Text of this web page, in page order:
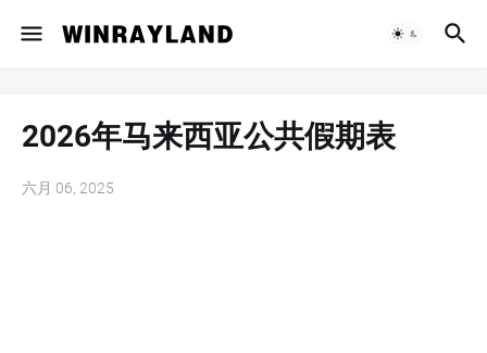
2026年马来西亚公共假期表
六月 06, 2025